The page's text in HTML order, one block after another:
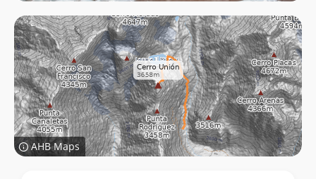
AHB Maps